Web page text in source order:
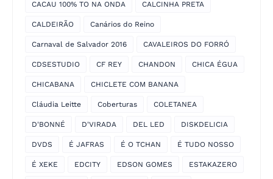
CACAU 100% TO NA ONDA CALCINHA PRETA
CALDEIRÃO Canários do Reino
Carnaval de Salvador 2016 CAVALEIROS DO FORRÓ
CDSESTUDIO CF REY CHANDON CHICA ÉGUA
CHICABANA CHICLETE COM BANANA
Cláudia Leitte Coberturas COLETANEA
D'BONNÉ D'VIRADA DEL LED DISKDELICIA
DVDS É JAFRAS É O TCHAN É TUDO NOSSO
É XEKE EDCITY EDSON GOMES ESTAKAZERO